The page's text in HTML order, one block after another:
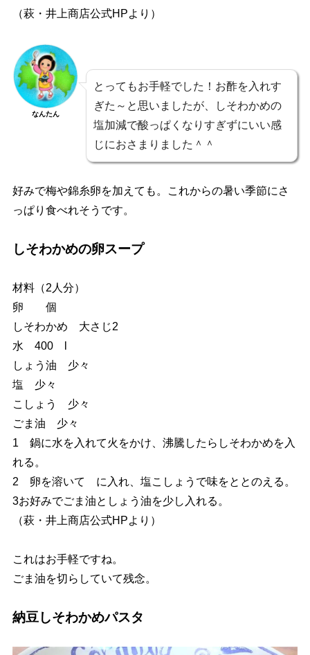
（萩・井上商店公式HPより）
なんたん
とってもお手軽でした！お酢を入れす
ぎた～と思いましたが、しそわかめの
塩加減で酸っぱくなりすぎずにいい感
じにおさまりました＾＾
好みで梅や錦糸卵を加えても。これからの暑い季節にさ
っぱり食べれそうです。
しそわかめの卵スープ
材料（2人分）
卵 個
しそわかめ 大さじ2
水 400 l
しょう油 少々
塩 少々
こしょう 少々
ごま油 少々
1 鍋に水を入れて火をかけ、沸騰したらしそわかめを入
れる。
2 卵を溶いて に入れ、塩こしょうで味をととのえる。
3お好みでごま油としょう油を少し入れる。
（萩・井上商店公式HPより）
これはお手軽ですね。
ごま油を切らしていて残念。
納豆しそわかめパスタ